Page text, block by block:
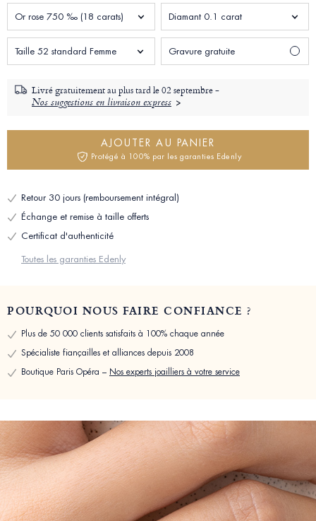
Or rose 750 ‰ (18 carats) Diamant 0.1 carat
Taille 52 standard Femme Gravure gratuite
Livré gratuitement au plus tard le02 septembre -
Nos suggestions en livraison express
AJOUTER AU PANIER
Protégé à 100% par les garanties Edenly
Retour 30 jours (remboursement intégral)
Échange et remise à taille offerts
Certificat d'authenticité
Toutes les garanties Edenly
POURQUOI NOUS FAIRE CONFIANCE ?
Plus de 50 000 clients satisfaits à 100% chaque année
Spécialiste fiançailles et alliances depuis 2008
Boutique Paris Opéra – Nos experts joailliers à votre service